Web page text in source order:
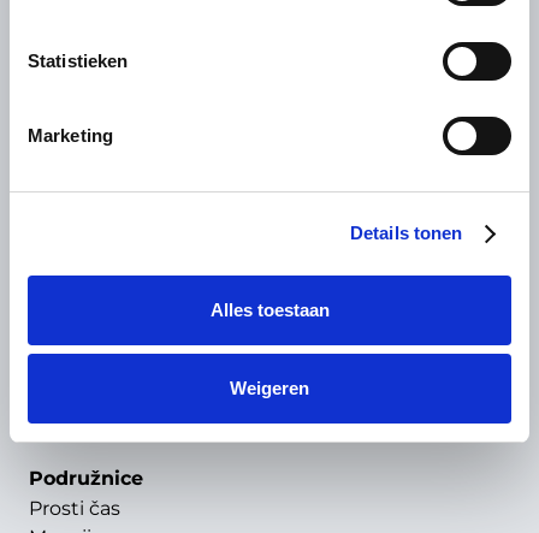
Statistieken
Marketing
Details tonen
Alles toestaan
Weigeren
+31 (0)36 536 41 69
Naročanje
Nadzor dostopa
Poslovno obveščanje
Podružnice
Prosti čas